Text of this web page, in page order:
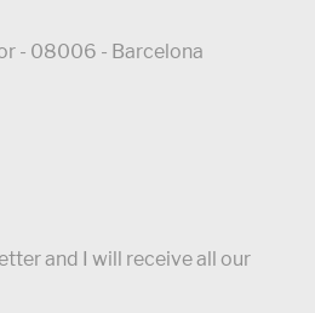
- 08006 - Barcelona
and I will receive all our